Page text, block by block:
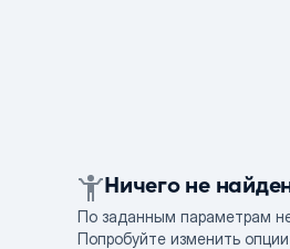
Ничего не
По заданным параметрам
Попробуйте изменить